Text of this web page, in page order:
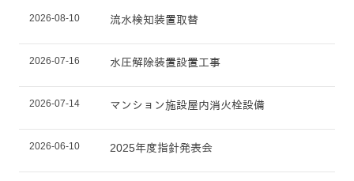
2026-08-10 流水検知装置取替
2026-07-16 水圧解除装置設置工事
2026-07-14 マンション施設屋内消火栓設備
2026-06-10 2025年度指針発表会